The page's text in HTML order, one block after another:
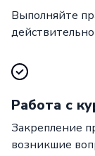
Выполняйте
Работа с
Закрепление
возникшие